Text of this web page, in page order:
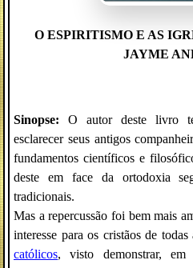
O ESPIRITISMO E AS
JAYME
Sinopse: O autor deste livro
esclarecer seus antigos
fundamentos científicos e
deste em face da ortodoxia
tradicionais.
Mas a repercussão foi bem mais
interesse para os cristãos de
católicos, visto demonstrar, em